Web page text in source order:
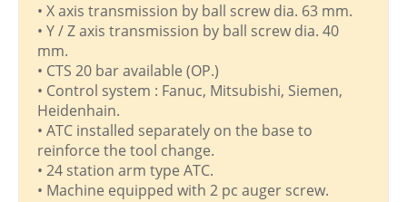
• X axis transmission by ball screw dia. 63 mm.
• Y / Z axis transmission by ball screw dia. 40
mm.
• CTS 20 bar available (OP.)
• Control system : Fanuc, Mitsubishi, Siemen,
Heidenhain.
• ATC installed separately on the base to
reinforce the tool change.
• 24 station arm type ATC.
• Machine equipped with 2 pc auger screw.